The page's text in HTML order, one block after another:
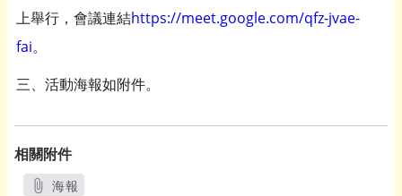
上舉行，會議連結https://meet.google.com/qfz-jvae-
fai。
三、活動海報如附件。
相關附件
海報